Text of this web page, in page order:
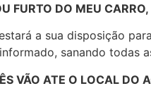
FURTO DO MEU
a sua disposição
sanando
VÃO ATE O LOCAL DO